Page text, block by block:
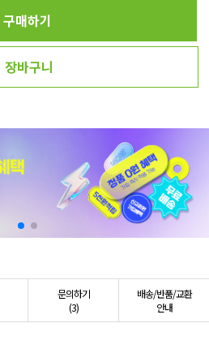
구매하기
장바구니
문의하기
(3)
배송/반품/교환
안내